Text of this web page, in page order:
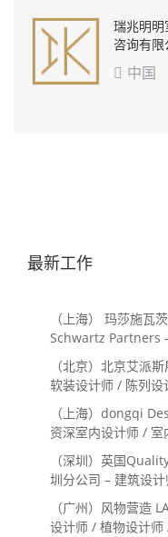
瑞兆明
咨询有限
 中国
最新工作
（上海） 玛莎施瓦
Schwartz Partners
Landscape
Landscape
（北京）北京艾派
软装设计师 / 陈列设
（上海）dongqi
资深室内设计师 / 室
系主管 / 设计实习生
（深圳）英国
圳分公司 – 建筑设
内设计师 / 设计实习生
（广州）风物营造
设计师 / 植物设计